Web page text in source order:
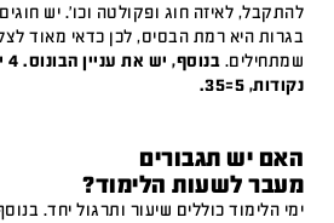
בגרות היא רמת הבסיס, לכן כדאי מאוד
שמתחילים.
נקודות, 5=35.
האם יש תגבורים
מעבר לשעות הלימוד?
ימי הלימוד כוללים שיעור ותרגול יחד.